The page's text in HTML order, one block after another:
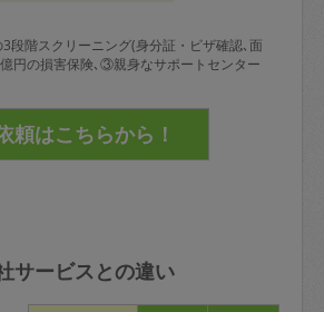
段階スクリーニング(身分証・ビザ確認､面
円の損害保険､③親身なサポートセンター
サービスとの違い